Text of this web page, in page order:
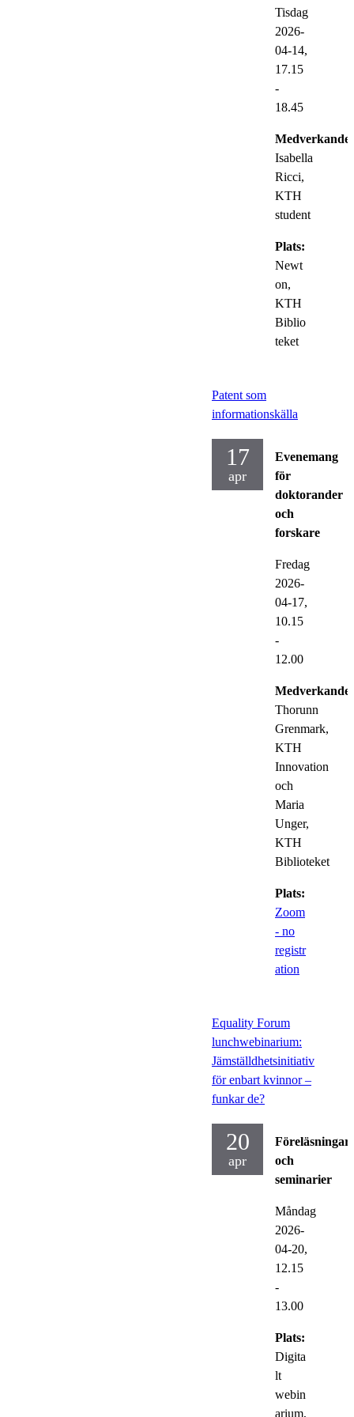
Tisdag
2026-
04-14,
17.15
-
18.45
Medverkande:
Isabella
Ricci,
KTH
student
Plats:
Newt
on,
KTH
Biblio
teket
Patent som
informationskälla
17
apr
Evenemang
för
doktorander
och
forskare
Fredag
2026-
04-17,
10.15
-
12.00
Medverkande:
Thorunn
Grenmark,
KTH
Innovation
och
Maria
Unger,
KTH
Biblioteket
Plats:
Zoom
- no
registr
ation
Equality Forum
lunchwebinarium:
Jämställdhetsinitiativ
för enbart kvinnor –
funkar de?
20
apr
Föreläsningar
och
seminarier
Måndag
2026-
04-20,
12.15
-
13.00
Plats:
Digita
lt
webin
arium,